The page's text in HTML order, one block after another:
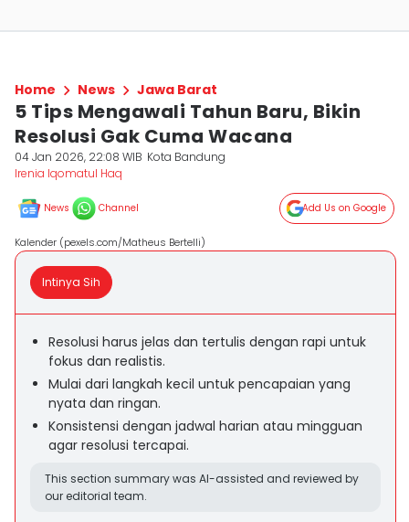
Home News Jawa Barat
5 Tips Mengawali Tahun Baru, Bikin
Resolusi Gak Cuma Wacana
04 Jan 2026, 22:08 WIB Kota Bandung
Irenia Iqomatul Haq
News Channel Add Us on Google
Kalender (pexels.com/Matheus Bertelli)
Intinya Sih
Resolusi harus jelas dan tertulis dengan rapi untuk
fokus dan realistis.
Mulai dari langkah kecil untuk pencapaian yang
nyata dan ringan.
Konsistensi dengan jadwal harian atau mingguan
agar resolusi tercapai.
This section summary was AI-assisted and reviewed by
our editorial team.